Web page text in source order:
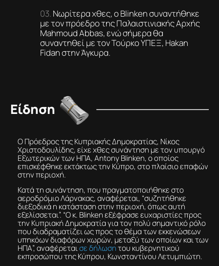
Νωρίτερα χθες, ο Blinken συναντήθηκε
με τον πρόεδρο της Παλαιστινιακής Αρχής
Mahmoud Abbas, ενώ σήμερα θα
συναντηθεί με τον Τούρκο ΥΠΕΞ, Hakan
Fidan στην Άγκυρα.
Είδηση
Ο Πρόεδρος της Κυπριακής Δημοκρατίας, Νίκος
Χριστοδουλίδης, είχε χθες συνάντηση με τον υπουργό
Εξωτερικών των ΗΠΑ, Antony Blinken, ο οποίος
επισκέφθηκε εκτάκτως την Κύπρο, στο πλαίσιο επαφών
στην περιοχή.
Κατά τη συνάντηση, που πραγματοποιήθηκε στο
αεροδρόμιο Λάρνακας, αναφέρεται, “συζητήθηκε
διεξοδικά η κατάσταση στην περιοχή, όπως αυτή
εξελίσσεται”. “Ο κ. Blinken εξέφρασε ευχαριστίες προς
την Κυπριακή Δημοκρατία για τον πολύ σημαντικό ρόλο
που διαδραματίζει ως προς το θέμα των εκκενώσεων
υπηκόων διαφόρων χωρών, μεταξύ των οποίων και των
ΗΠΑ”, αναφέρεταισε δήλωσητου κυβερνητικού
εκπροσώπου της Κύπρου, Κωνσταντίνου Λετυμπιώτη.